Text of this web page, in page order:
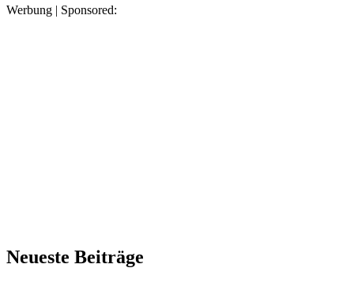
Werbung | Sponsored:
Neueste Beiträge